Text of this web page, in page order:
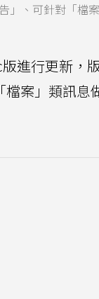
」、可針對「檔
進行更新，
檔案」類訊息